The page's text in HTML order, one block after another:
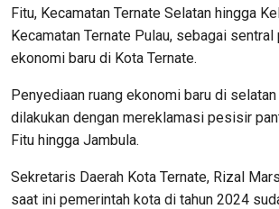
Fitu, Kecamatan Ternate Selatan hingga
Kecamatan Ternate Pulau, sebagai sentral
ekonomi baru di Kota Ternate.
Penyediaan ruang ekonomi baru di
dilakukan dengan mereklamasi pesisir
Fitu hingga Jambula.
Sekretaris Daerah Kota Ternate, Rizal
saat ini pemerintah kota di tahun 2024